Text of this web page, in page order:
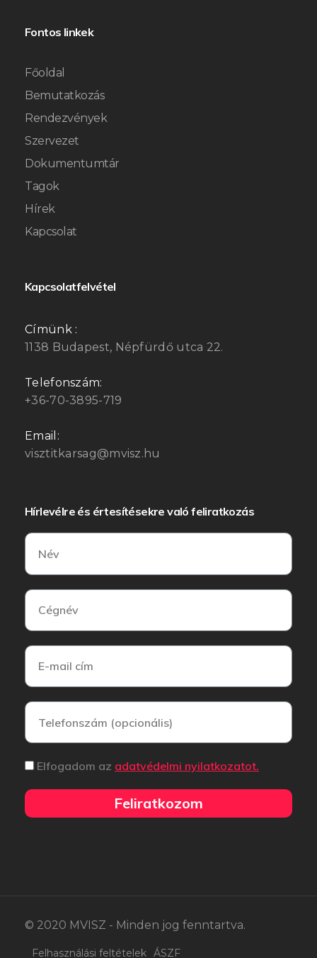
Fontos linkek
Főoldal
Bemutatkozás
Rendezvények
Szervezet
Dokumentumtár
Tagok
Hírek
Kapcsolat
Kapcsolatfelvétel
Címünk :
1138 Budapest, Népfürdő utca 22.
Telefonszám:
+36-70-3895-719
Email:
visztitkarsag@mvisz.hu
Hírlevélre és értesítésekre való feliratkozás
Elfogadom az adatvédelmi nyilatkozatot.
Feliratkozom
© 2020 MVISZ - Minden jog fenntartva.
Felhasználási feltételek ÁSZF